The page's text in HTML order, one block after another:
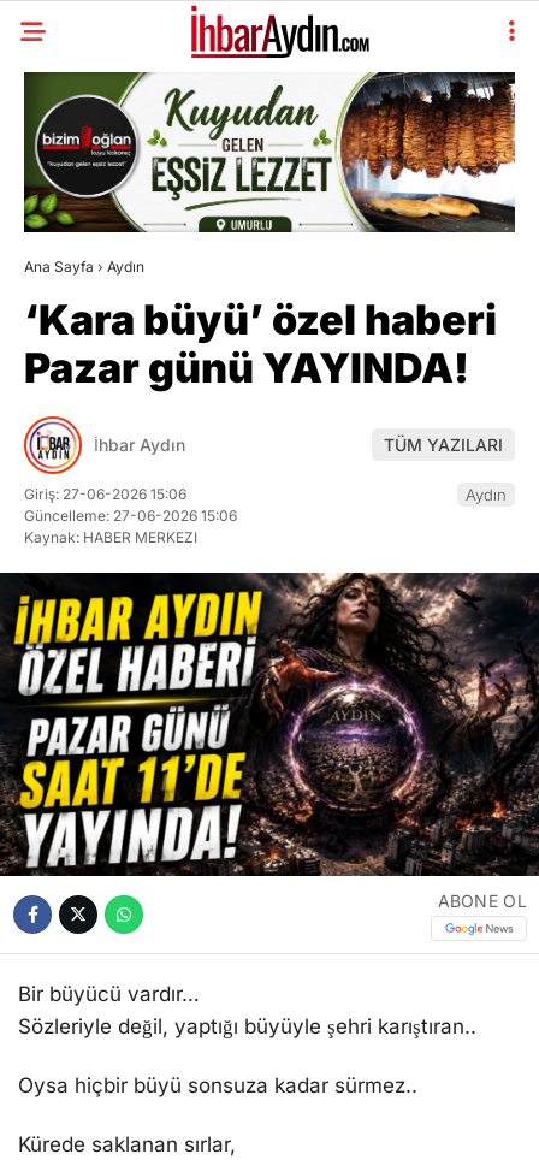
Ana Sayfa › Aydın
‘Kara büyü’ özel haberi
Pazar günü YAYINDA!
İhbar Aydın TÜM YAZILARI
Giriş: 27-06-2026 15:06
Güncelleme: 27-06-2026 15:06
Kaynak: HABER MERKEZI
Aydın
ABONE OL
Bir büyücü vardır…
Sözleriyle değil, yaptığı büyüyle şehri karıştıran..
Oysa hiçbir büyü sonsuza kadar sürmez..
Kürede saklanan sırlar,